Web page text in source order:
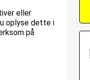
eller
oplyse dette i
på